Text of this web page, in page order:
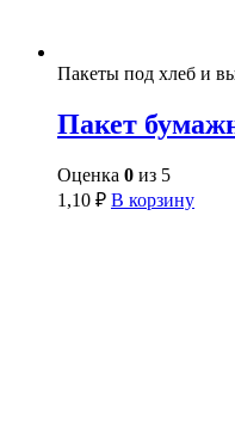
Пакеты под хлеб и
Пакет
Оценка 0 из 5
1,10 ₽ В корзину